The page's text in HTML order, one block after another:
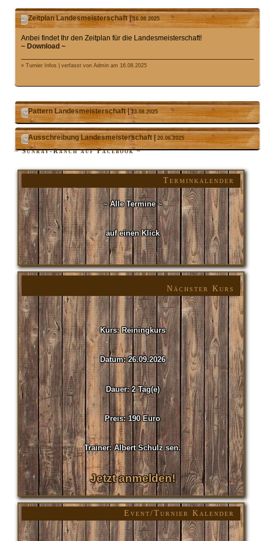
Zeitplan Landesmeisterschaft |16.08.2025
Anbei findet Ihr den Zeitplan für die Landesmeisterschaft!
~ Download ~
» Turnier Infos | verfasst von Admin am 16.08.2025
Pattern Landesmeisterschaft |13.08.2025
Ausschreibung Landesmeisterschaft | 20.06.2025
~ Sunray-Ranch auf Facebook ~
Terminkalender
~ Alle Termine ~
auf einen Klick
Nächster Kurs
Kurs: Reiningkurs
Datum: 26.09.2026
Dauer: 2 Tag(e)
Preis: 190 Euro
Trainer: Albert Schulz sen.
Jetzt anmelden!
Event/Turnier Kalender